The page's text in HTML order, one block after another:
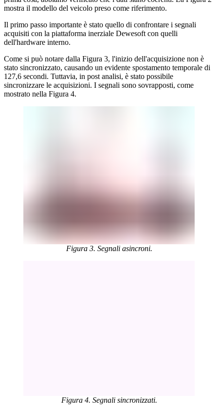
mostra il modello del veicolo preso come riferimento.
Il primo passo importante è stato quello di confrontare i segnali
acquisiti con la piattaforma inerziale Dewesoft con quelli
dell'hardware interno.
Come si può notare dalla Figura 3, l'inizio dell'acquisizione non è
stato sincronizzato, causando un evidente spostamento temporale di
127,6 secondi. Tuttavia, in post analisi, è stato possibile
sincronizzare le acquisizioni. I segnali sono sovrapposti, come
mostrato nella Figura 4.
Figura 3. Segnali asincroni.
Figura 4. Segnali sincronizzati.